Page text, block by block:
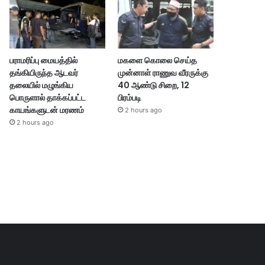
பராமரிப்பு மையத்தில்
தங்கியிருந்த ஆடவர்
தலையில் மழுங்கிய
பொருளால் தாக்கப்பட்ட
காயங்களுடன் மரணம்
2 hours ago
மகளை கொலை செய்த
முன்னாள் ராணுவ வீரருக்கு
40 ஆண்டு சிறை, 12
பிரம்படி
2 hours ago